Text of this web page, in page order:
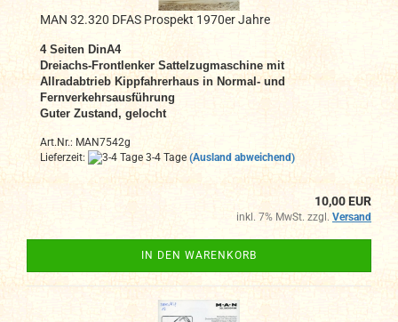
MAN 32.320 DFAS Prospekt 1970er Jahre
4 Seiten DinA4
Dreiachs-Frontlenker Sattelzugmaschine mit
Allradabtrieb Kippfahrerhaus in Normal- und
Fernverkehrsausführung
Guter Zustand, gelocht
Art.Nr.: MAN7542g
Lieferzeit:
3-4 Tage (Ausland abweichend)
10,00 EUR
inkl. 7% MwSt. zzgl. Versand
IN DEN WARENKORB